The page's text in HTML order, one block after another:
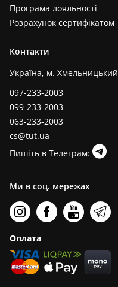
Програма лояльності
Розрахунок сертифікатом
Контакти
Україна, м. Хмельницький
097-233-2003
099-233-2003
063-233-2003
cs@tut.ua
Пишіть в Телеграм:
Ми в соц. мережах
Оплата